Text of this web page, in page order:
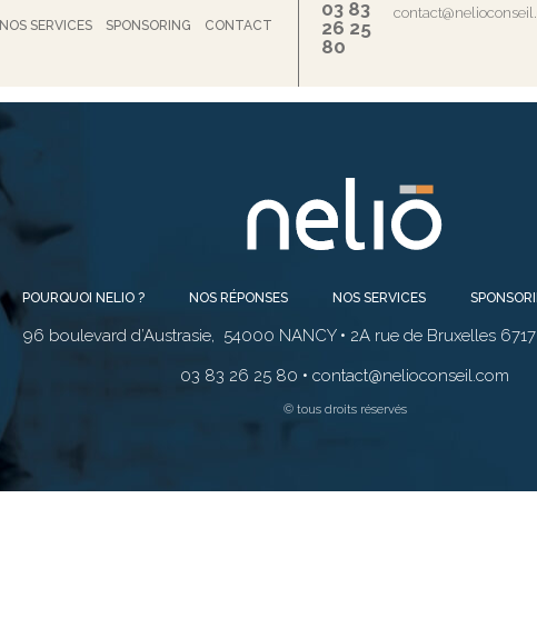
NOS SERVICES SPONSORING CONTACT
03 83
26 25
80
POURQUOI NELIO ? NOS RÉPONSES NOS SERVICES
96 boulevard d’Austrasie, 54000 NANCY • 2A rue de Bruxelles
03 83 26 25 80 • contact@nelioconseil.com
© tous droits réservés